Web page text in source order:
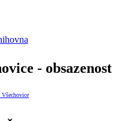
- obsazenost